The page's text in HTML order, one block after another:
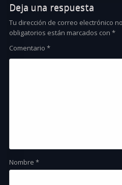
Deja una respuesta
Tu dirección de correo electrónico
obligatorios están marcados con*
Comentario*
Nombre*